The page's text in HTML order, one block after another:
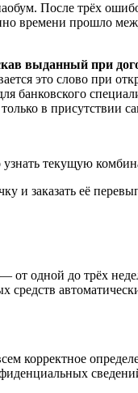
После трёх
времени прошло
выданный при
это слово при
в присутствии
текущую
и заказать её
одной до трёх
корректное